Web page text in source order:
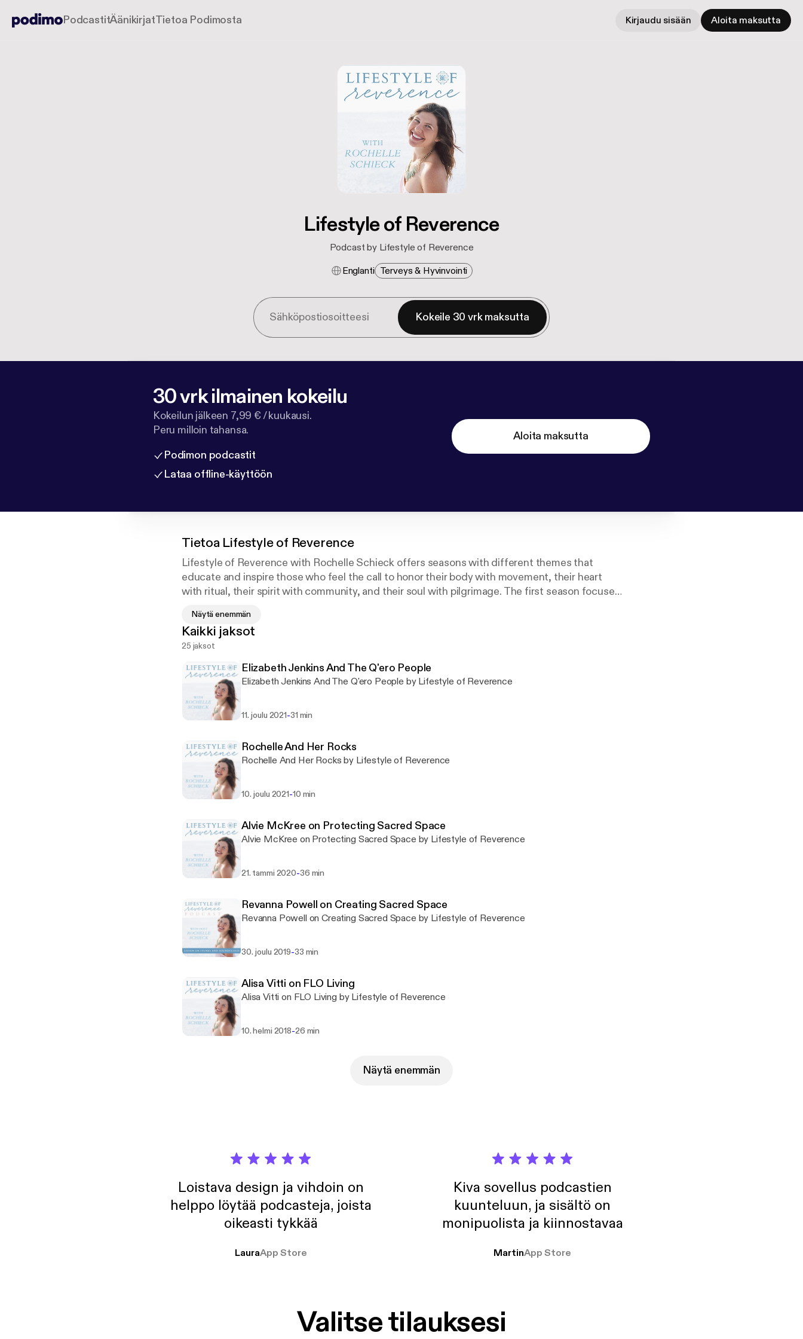
PodcastitÄänikirjatTietoa Podimosta Kirjaudu sisään Aloita maksutta
Lifestyle of Reverence
Podcast by Lifestyle of Reverence
Englanti Terveys & Hyvinvointi
Kokeile 30 vrk maksutta
30 vrk ilmainen kokeilu
Kokeilun jälkeen 7,99 € / kuukausi.
Peru milloin tahansa.
Podimon podcastit
Lataa offline-käyttöön
Aloita maksutta
Tietoa Lifestyle of Reverence
Lifestyle of Reverence with Rochelle Schieck offers seasons with different themes that
educate and inspire those who feel the call to honor their body with movement, their heart
with ritual, their spirit with community, and their soul with pilgrimage. The first season focuses
baby, a book, a business, or a beautiful day.
Näytä enemmän
Kaikki jaksot
25 jaksot
Elizabeth Jenkins And The Q'ero People
Elizabeth Jenkins And The Q'ero People by Lifestyle of Reverence
11. joulu 2021-31 min
Rochelle And Her Rocks
Rochelle And Her Rocks by Lifestyle of Reverence
10. joulu 2021-10 min
Alvie McKree on Protecting Sacred Space
Alvie McKree on Protecting Sacred Space by Lifestyle of Reverence
21. tammi 2020-36 min
Revanna Powell on Creating Sacred Space
Revanna Powell on Creating Sacred Space by Lifestyle of Reverence
30. joulu 2019-33 min
Alisa Vitti on FLO Living
Alisa Vitti on FLO Living by Lifestyle of Reverence
10. helmi 2018-26 min
Näytä enemmän
Loistava design ja vihdoin on
helppo löytää podcasteja, joista
oikeasti tykkää
LauraApp Store
Kiva sovellus podcastien
kuunteluun, ja sisältö on
monipuolista ja kiinnostavaa
MartinApp Store
Valitse tilauksesi